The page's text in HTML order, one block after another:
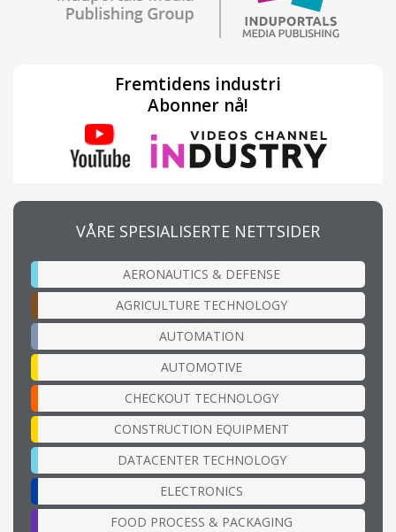
Fremtidens industri
Abonner nå!
VÅRE SPESIALISERTE NETTSIDER
AERONAUTICS & DEFENSE
AGRICULTURE TECHNOLOGY
AUTOMATION
AUTOMOTIVE
CHECKOUT TECHNOLOGY
CONSTRUCTION EQUIPMENT
DATACENTER TECHNOLOGY
ELECTRONICS
FOOD PROCESS & PACKAGING